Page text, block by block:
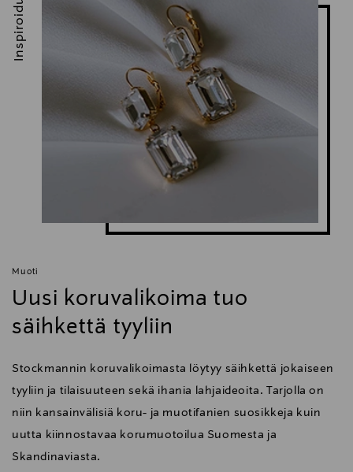
Muoti
Uusi koruvalikoima tuo
säihkettä tyyliin
Stockmannin koruvalikoimasta löytyy säihkettä jokaiseen
tyyliin ja tilaisuuteen sekä ihania lahjaideoita. Tarjolla on
niin kansainvälisiä koru- ja muotifanien suosikkeja kuin
uutta kiinnostavaa korumuotoilua Suomesta ja
Skandinaviasta.
Inspiroidu